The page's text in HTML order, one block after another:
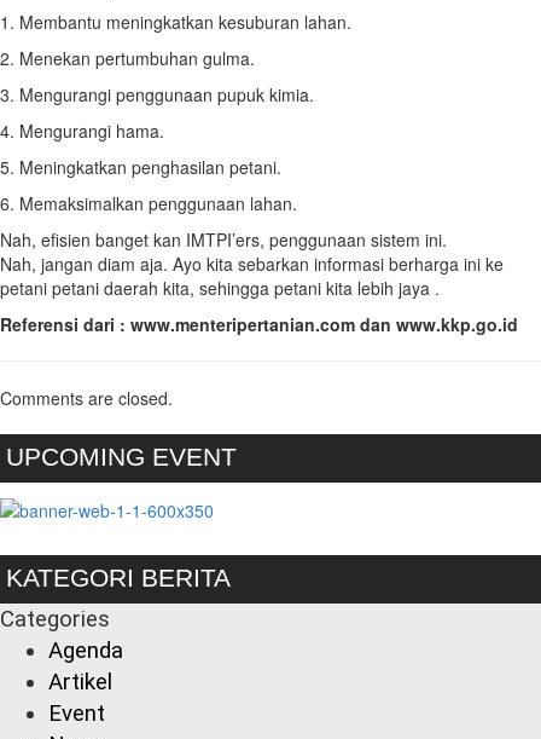
1. Membantu meningkatkan kesuburan lahan.
2. Menekan pertumbuhan gulma.
3. Mengurangi penggunaan pupuk kimia.
4. Mengurangi hama.
5. Meningkatkan penghasilan petani.
6. Memaksimalkan penggunaan lahan.
Nah, efisien banget kan IMTPI’ers, penggunaan sistem ini.
Nah, jangan diam aja. Ayo kita sebarkan informasi berharga ini ke
petani petani daerah kita, sehingga petani kita lebih jaya .
Referensi dari : www.menteripertanian.com dan www.kkp.go.id
Comments are closed.
UPCOMING EVENT
KATEGORI BERITA
Categories
Agenda
Artikel
Event